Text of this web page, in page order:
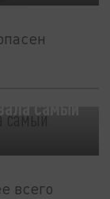
самый
всего